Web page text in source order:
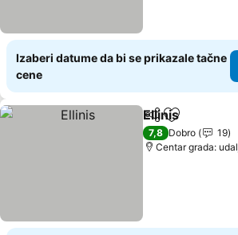
Izaberi datume da bi se prikazale tačne
cene
Deli Dodati u
Ellinis
7,8 Dobro
19
Centar grada: